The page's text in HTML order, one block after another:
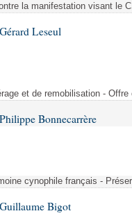
la manifestation visant le
Leseul
et de remobilisation -
Bonnecarrère
cynophile français -
Bigot